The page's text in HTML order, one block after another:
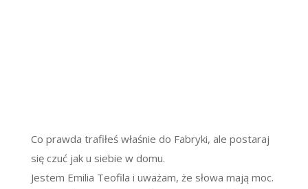
Co prawda trafiłeś właśnie do Fabryki, ale postaraj
się czuć jak u siebie w domu.
Jestem Emilia Teofila i uważam, że słowa mają moc.